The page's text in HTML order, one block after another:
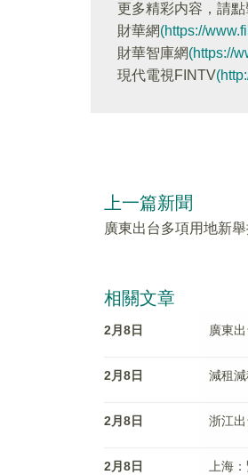
更多精彩内容，請點
財華網(https://
財華智庫網(https://
現代電視FINTV
上一篇新聞
廣東出台多項用地新
相關文章
2月8日 廣東
2月8日 減租
2月8日 浙江
2月8日 上海